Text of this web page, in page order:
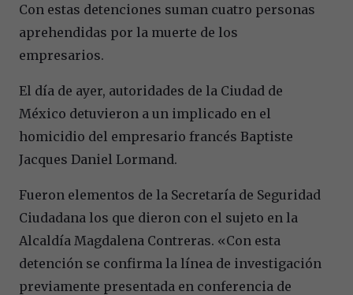
Con estas detenciones suman cuatro personas
aprehendidas por la muerte de los
empresarios.
El día de ayer, autoridades de la Ciudad de
México detuvieron a un implicado en el
homicidio del empresario francés Baptiste
Jacques Daniel Lormand.
Fueron elementos de la Secretaría de Seguridad
Ciudadana los que dieron con el sujeto en la
Alcaldía Magdalena Contreras. «Con esta
detención se confirma la línea de investigación
previamente presentada en conferencia de